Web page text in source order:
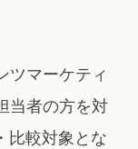
ツマーケティ
当者の方を対
比較対象とな